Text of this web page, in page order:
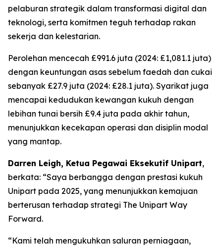
pelaburan strategik dalam transformasi digital dan
teknologi, serta komitmen teguh terhadap rakan
sekerja dan kelestarian.
Perolehan mencecah £991.6 juta (2024: £1,081.1 juta)
dengan keuntungan asas sebelum faedah dan cukai
sebanyak £27.9 juta (2024: £28.1 juta). Syarikat juga
mencapai kedudukan kewangan kukuh dengan
lebihan tunai bersih £9.4 juta pada akhir tahun,
menunjukkan kecekapan operasi dan disiplin modal
yang mantap.
Darren Leigh, Ketua Pegawai Eksekutif Unipart,
berkata: “Saya berbangga dengan prestasi kukuh
Unipart pada 2025, yang menunjukkan kemajuan
berterusan terhadap strategi The Unipart Way
Forward.
“Kami telah mengukuhkan saluran perniagaan,